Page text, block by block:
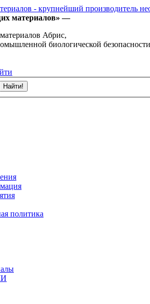
материалов» —
Абрис,
биологической
политика